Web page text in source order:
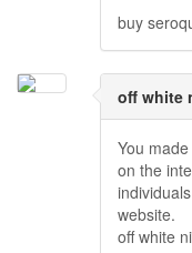
buy
off white
You
on the
website.
off white